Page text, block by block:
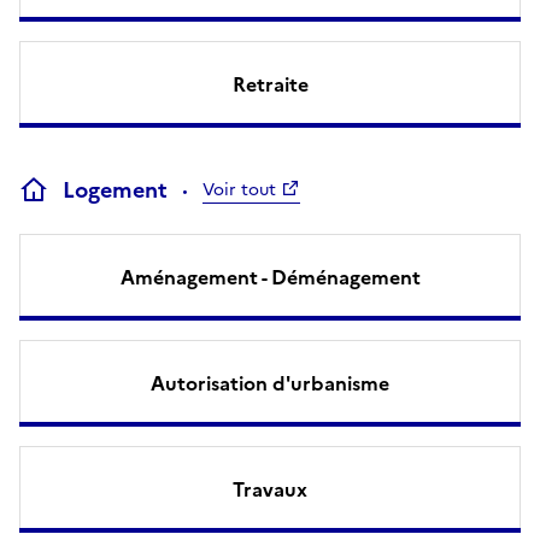
Retraite
Logement Voir tout
Aménagement - Déménagement
Autorisation d'urbanisme
Travaux